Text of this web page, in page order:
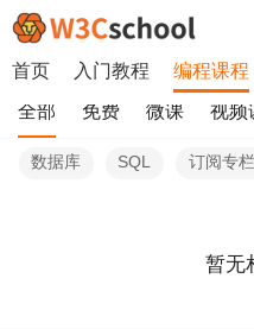
首页 入门教程 编程课程
全部 免费 微课 视频
数据库 SQL 订阅专栏
暂无